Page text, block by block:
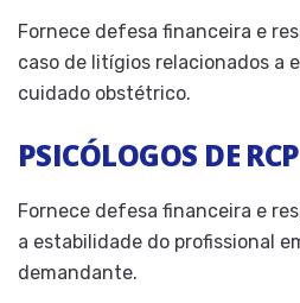
Fornece defesa financeira e
caso de litígios relacionados a
cuidado obstétrico.
PSICÓLOGOS DE RCP
Fornece defesa financeira e
a estabilidade do profissional
demandante.